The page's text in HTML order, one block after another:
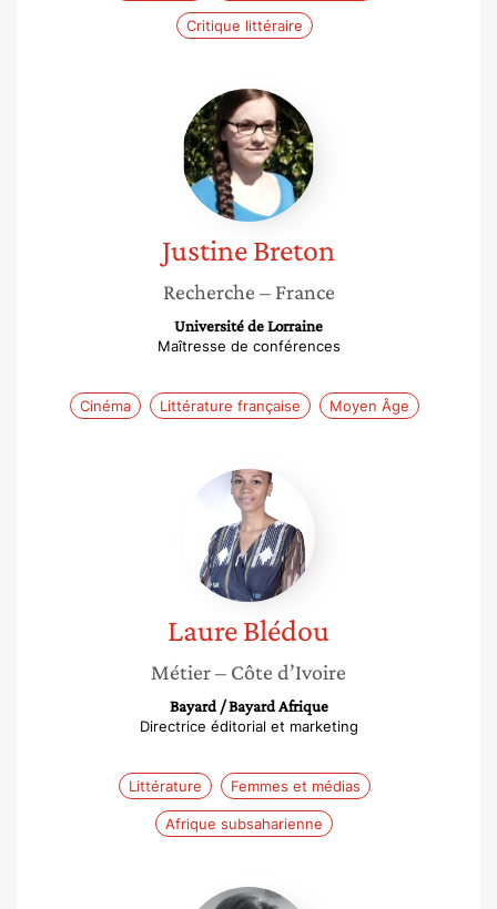
Critique littéraire
Justine
Breton
JustineBreton
Recherche – France
Université de Lorraine
Maîtresse de conférences
Cinéma Littérature française Moyen Âge
Laure
Blédou
LaureBlédou
Métier– Côte d’Ivoire
Bayard / Bayard Afrique
Directrice éditorial et marketing
Littérature Femmes et médias
Afrique subsaharienne
Hélène